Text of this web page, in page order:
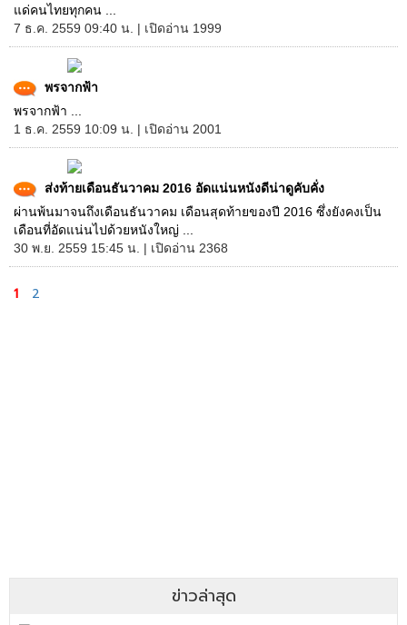
แด่คนไทยทุกคน ...
7 ธ.ค. 2559 09:40 น. | เปิดอ่าน 1999
พรจากฟ้า
พรจากฟ้า ...
1 ธ.ค. 2559 10:09 น. | เปิดอ่าน 2001
ส่งท้ายเดือนธันวาคม 2016 อัดแน่นหนังดีน่าดูคับคั่ง
ผ่านพ้นมาจนถึงเดือนธันวาคม เดือนสุดท้ายของปี 2016 ซึ่งยังคงเป็น
เดือนที่อัดแน่นไปด้วยหนังใหญ่ ...
30 พ.ย. 2559 15:45 น. | เปิดอ่าน 2368
1 2
ข่าวล่าสุด